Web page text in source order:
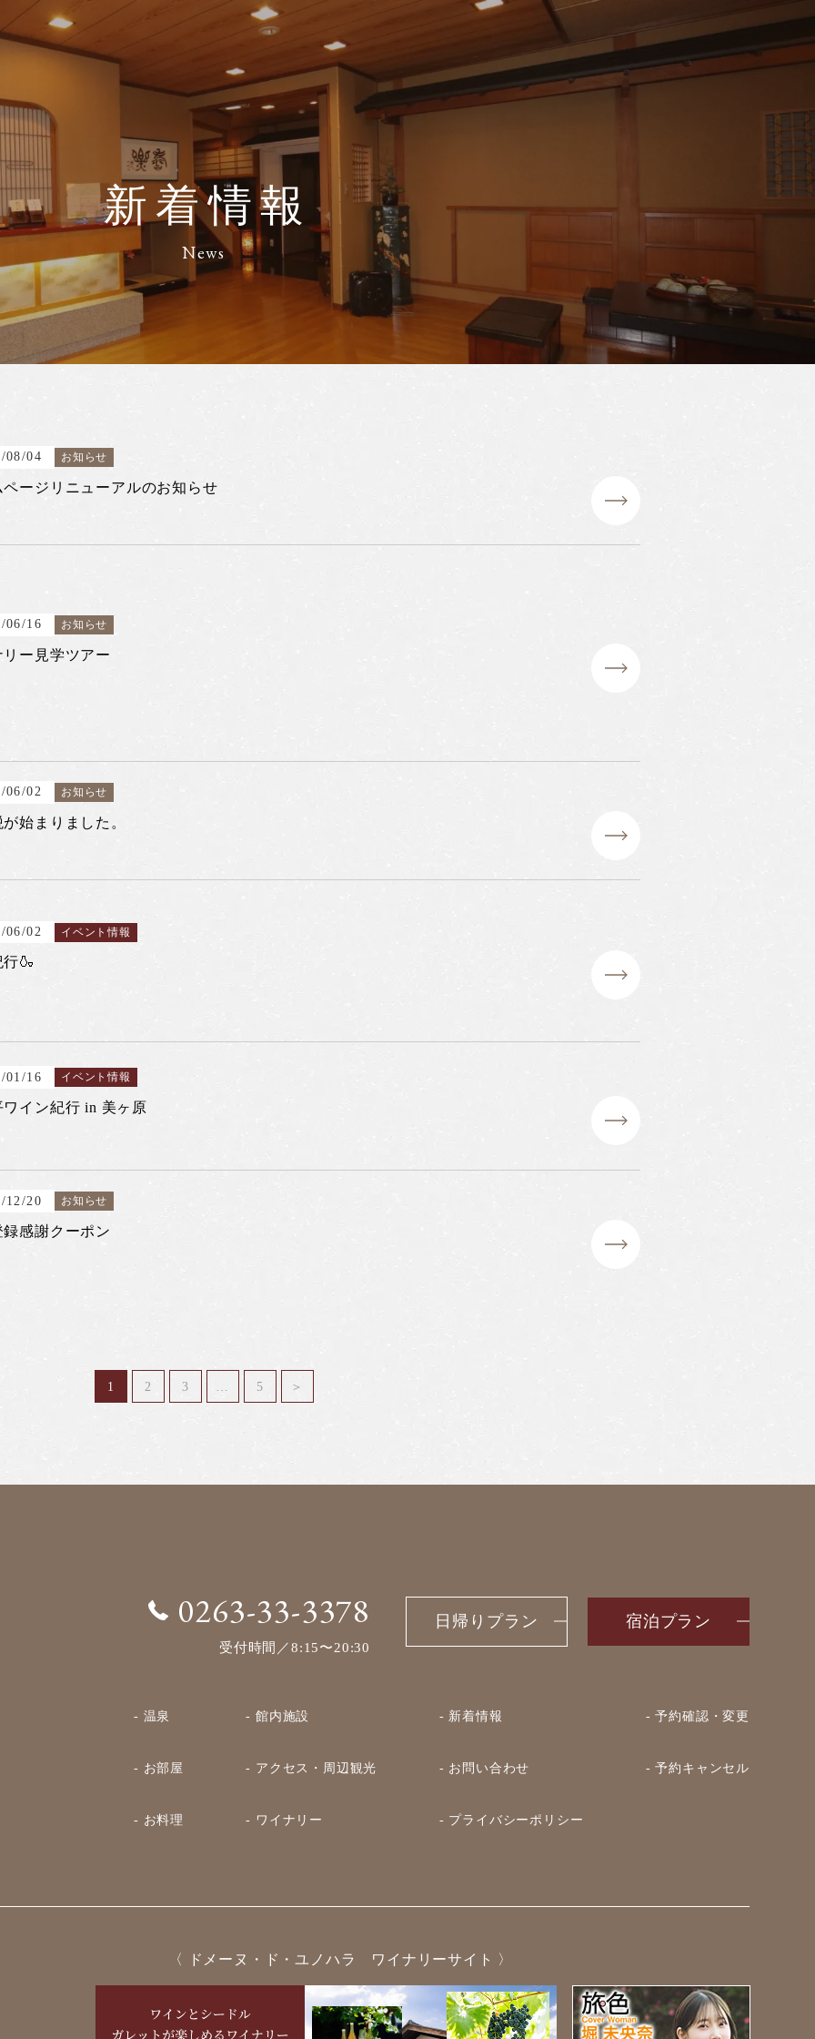
新着情報
News
08/04 お知らせ
ページリニューアルのお知らせ
06/16 お知らせ
リー見学ツアー
06/02 お知らせ
始まりました。
06/02 イベント情報
🍶
01/16 イベント情報
ワイン紀行 in 美ヶ原
12/20 お知らせ
録感謝クーポン
1 2 3 5 ＞
0263-33-3378
受付時間／8:15〜20:30
日帰りプラン 宿泊プラン
- 温泉
- お部屋
- お料理
- 館内施設
- アクセス・周辺観光
- ワイナリー
- 新着情報
- お問い合わせ
- プライバシーポリシー
- 予約確認・変更
- 予約キャンセル
〈 ドメーヌ・ド・ユノハラ ワイナリーサイト 〉